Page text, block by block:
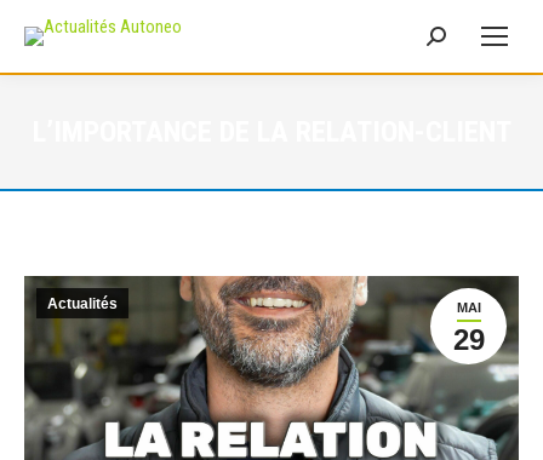
Recherche
:
MAI
29
Actualités